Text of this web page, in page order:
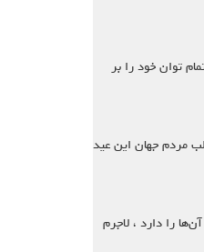
باطله 1403 سال 1402 با تمام کمی و کاستی ها ، سختی و راحتی ها ، شادی ها و اندوه های خود به پایان رسید و جای خود را به سال جدید داد . در سال 1402 مجموعه بزرگ کاغذ 24 تمام توان خود را بر
مردم جهان این عید
را دارد ، لاجرم